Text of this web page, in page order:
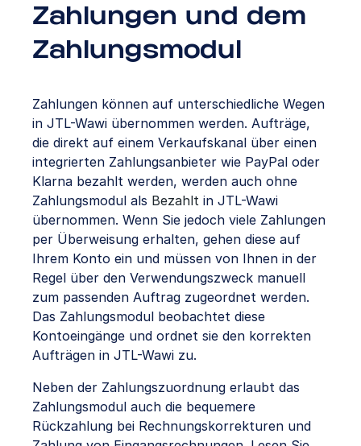
Zahlungen und dem
Zahlungsmodul
Zahlungen können auf unterschiedliche Wegen
in JTL-Wawi übernommen werden. Aufträge,
die direkt auf einem Verkaufskanal über einen
integrierten Zahlungsanbieter wie PayPal oder
Klarna bezahlt werden, werden auch ohne
Zahlungsmodul als Bezahlt in JTL-Wawi
übernommen. Wenn Sie jedoch viele Zahlungen
per Überweisung erhalten, gehen diese auf
Ihrem Konto ein und müssen von Ihnen in der
Regel über den Verwendungszweck manuell
zum passenden Auftrag zugeordnet werden.
Das Zahlungsmodul beobachtet diese
Kontoeingänge und ordnet sie den korrekten
Aufträgen in JTL-Wawi zu.
Neben der Zahlungszuordnung erlaubt das
Zahlungsmodul auch die bequemere
Rückzahlung bei Rechnungskorrekturen und